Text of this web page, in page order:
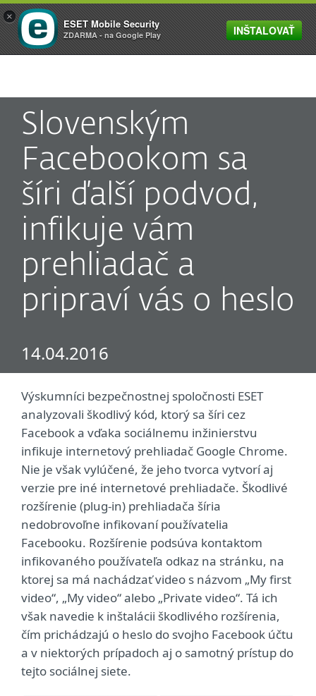
MENU
Slovenským
Facebookom sa
šíri ďalší podvod,
infikuje vám
prehliadač a
pripraví vás o heslo
14.04.2016
Výskumníci bezpečnostnej spoločnosti ESET
analyzovali škodlivý kód, ktorý sa šíri cez
Facebook a vďaka sociálnemu inžinierstvu
infikuje internetový prehliadač Google Chrome.
Nie je však vylúčené, že jeho tvorca vytvorí aj
verzie pre iné internetové prehliadače. Škodlivé
rozšírenie (plug-in) prehliadača šíria
nedobrovoľne infikovaní používatelia
Facebooku. Rozšírenie podsúva kontaktom
infikovaného používateľa odkaz na stránku, na
ktorej sa má nachádzať video s názvom „My first
video“, „My video“ alebo „Private video“. Tá ich
však navedie k inštalácii škodlivého rozšírenia,
čím prichádzajú o heslo do svojho Facebook účtu
a v niektorých prípadoch aj o samotný prístup do
tejto sociálnej siete.
×
ESET Mobile Security
ZDARMA - na Google Play INŠTALOVAŤ